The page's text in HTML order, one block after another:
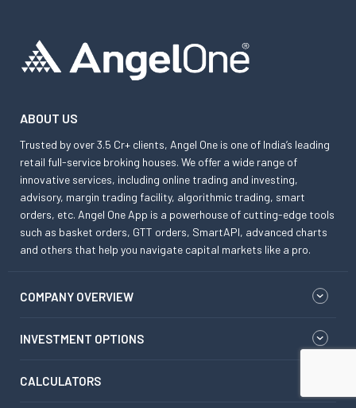
ABOUT US
Trusted by over 3.5 Cr+ clients, Angel One is one of India’s leading
retail full-service broking houses. We offer a wide range of
innovative services, including online trading and investing,
advisory, margin trading facility, algorithmic trading, smart
orders, etc. Angel One App is a powerhouse of cutting-edge tools
such as basket orders, GTT orders, SmartAPI, advanced charts
and others that help you navigate capital markets like a pro.
COMPANY OVERVIEW
INVESTMENT OPTIONS
CALCULATORS